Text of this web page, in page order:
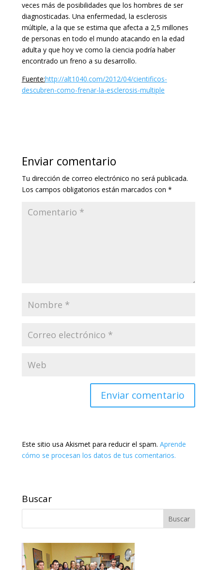
veces más de posibilidades que los hombres de ser
diagnosticadas. Una enfermedad, la esclerosis
múltiple, a la que se estima que afecta a 2,5 millones
de personas en todo el mundo atacando en la edad
adulta y que hoy ve como la ciencia podría haber
encontrado un freno a su desarrollo.
Fuente:http://alt1040.com/2012/04/cientificos-
descubren-como-frenar-la-esclerosis-multiple
Enviar comentario
Tu dirección de correo electrónico no será publicada.
Los campos obligatorios están marcados con *
Este sitio usa Akismet para reducir el spam. Aprende
cómo se procesan los datos de tus comentarios.
Buscar